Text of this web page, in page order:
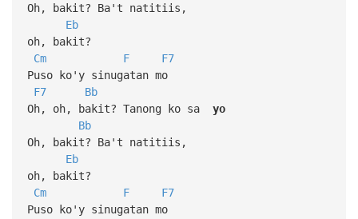
Oh, bakit? Ba't natitiis,
Eb
oh, bakit?
Cm
F
F7
Puso ko'y sinugatan mo
F7
Bb
Oh, oh, bakit? Tanong ko sa yo
Bb
Oh, bakit? Ba't natitiis,
Eb
oh, bakit?
Cm
F
F7
Puso ko'y sinugatan mo